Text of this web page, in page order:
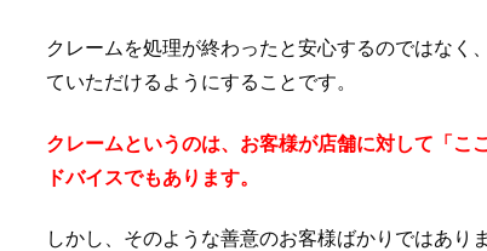
クレームを処理が終わったと安心するのではなく
ていただけるようにすることです。
クレームというのは、お客様が店舗に対して「こ
ドバイスでもあります。
しかし、そのような善意のお客様ばかりではあり